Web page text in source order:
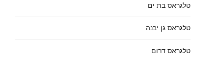
טלגראס בת ים
טלגראס גן יבנה
טלגראס דרום